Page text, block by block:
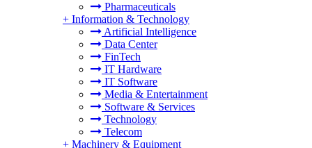
Pharmaceuticals
+ Information & Technology
Artificial Intelligence
Data Center
FinTech
IT Hardware
IT Software
Media & Entertainment
Software & Services
Technology
Telecom
+ Machinery & Equipment